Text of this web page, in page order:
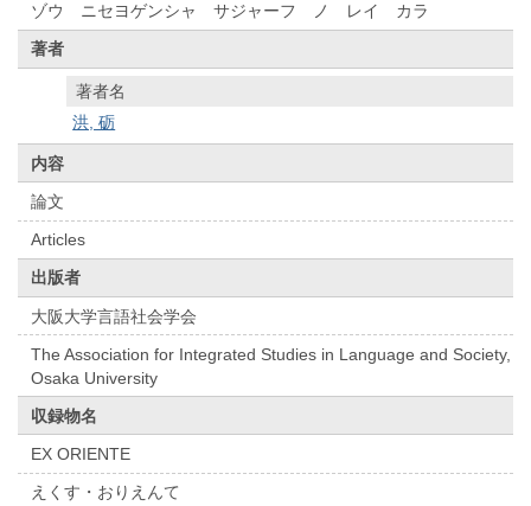
ゾウ ニセヨゲンシャ サジャーフ ノ レイ カラ
著者
著者名
洪, 砺
内容
論文
Articles
出版者
大阪大学言語社会学会
The Association for Integrated Studies in Language and Society,
Osaka University
収録物名
EX ORIENTE
えくす・おりえんて